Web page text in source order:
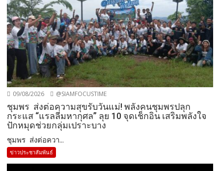
09/08/2026 @SIAMFOCUSTIME
ชุมพร ส่งต่อความสุขรับวันแม่! พลังคนชุมพรปลุก
กระแส “แรลลี่มหากุศล” ลุย 10 จุดเช็กอิน เสริมพลังใจ
ปักหมุดช่วยกลุ่มเปราะบาง
ชุมพร ส่งต่อควา...
ข่าวประชาสัมพันธ์